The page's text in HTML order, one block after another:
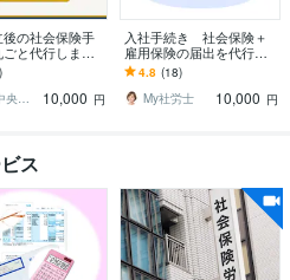
の社会保険手
と代行します
が対応｜設立
続き実績50
応
労働中央（社会保険労務士法人）
10,000 円
入社手続き 社会保険＋
雇用保険の届出を代行し
ます （社会保険労務士に
よる手続き）
4.8 (18)
My社労士
10,000 円
ス